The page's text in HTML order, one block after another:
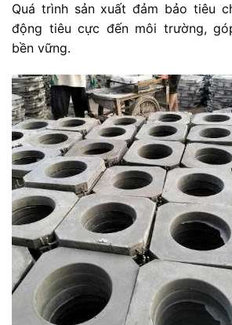
Quá trình sản xuất đảm bảo tiêu
động tiêu cực đến môi trường,
bền vững.